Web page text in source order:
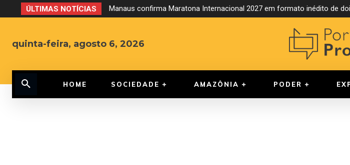
ÚLTIMAS NOTÍCIAS Manaus confirma Maratona Internacional 2027 em formato inédito de
Operação da PCDF desarticula grupo extremista que articulava
quinta-feira, agosto 6, 2026
HOME SOCIEDADE AMAZÔNIA PODER